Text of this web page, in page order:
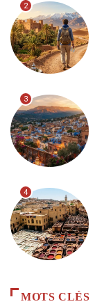
2
3
4
MOTS CLÉS